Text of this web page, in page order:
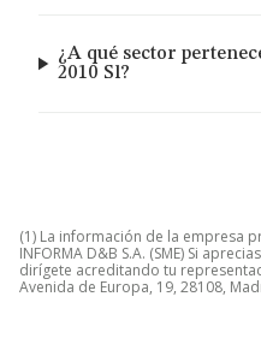
¿A qué sector
2010 Sl?
(1) La información de la empresa
INFORMA D&B S.A. (SME) Si
dirígete acreditando tu
Avenida de Europa, 19, 28108,